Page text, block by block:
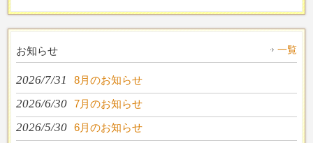
お知らせ 一覧
2026/7/31 8月のお知らせ
2026/6/30 7月のお知らせ
2026/5/30 6月のお知らせ